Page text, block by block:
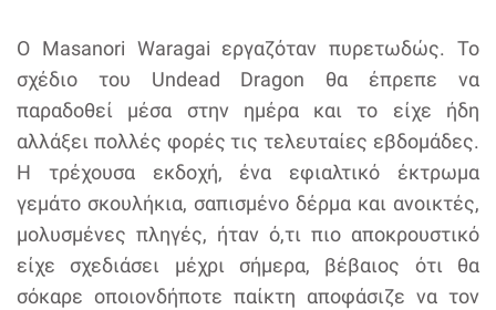
O Masanori Waragai εργαζόταν πυρετωδώς. Το
σχέδιο του Undead Dragon θα έπρεπε να
παραδοθεί μέσα στην ημέρα και το είχε ήδη
αλλάξει πολλές φορές τις τελευταίες εβδομάδες.
Η τρέχουσα εκδοχή, ένα εφιαλτικό έκτρωμα
γεμάτο σκουλήκια, σαπισμένο δέρμα και ανοικτές,
μολυσμένες πληγές, ήταν ό,τι πιο αποκρουστικό
είχε σχεδιάσει μέχρι σήμερα, βέβαιος ότι θα
σόκαρε οποιονδήποτε παίκτη αποφάσιζε να τον